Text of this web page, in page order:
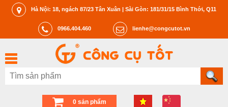
Hà Nội: 18, ngách 87/23 Tân Xuân | Sài Gòn: 181/31/15 Bình Thới, Q11
0966.404.460 lienhe@congcutot.vn
0 sản phẩm